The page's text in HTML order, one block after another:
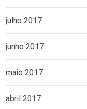
julho 2017
junho 2017
maio 2017
abril 2017